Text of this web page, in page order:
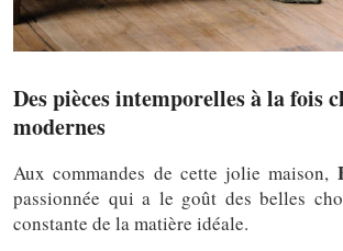
Des pièces intemporelles à la fois
modernes
Aux commandes de cette jolie maison,
passionnée qui a le goût des belles
constante de la matière idéale.